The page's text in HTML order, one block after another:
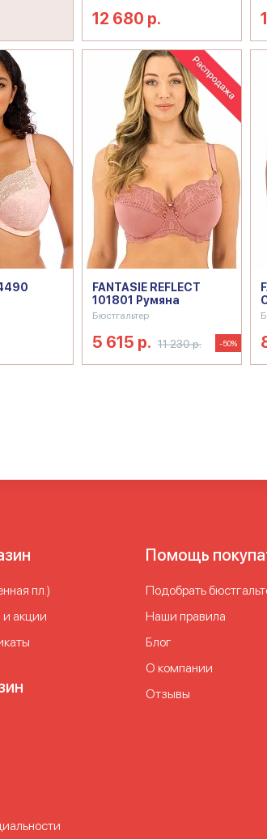
12 680 р.
FANTASIE REFLECT
101801 Румяна
Бюстгальтер
5 615 р. 11 230 р. -50%
пл.)
акции
Помощь
Подобрать
Наши правила
Блог
О компании
Отзывы